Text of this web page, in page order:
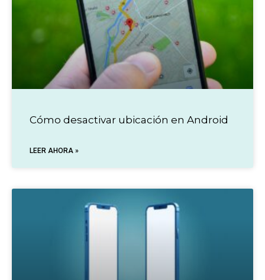
Cómo desactivar ubicación en Android
LEER AHORA »